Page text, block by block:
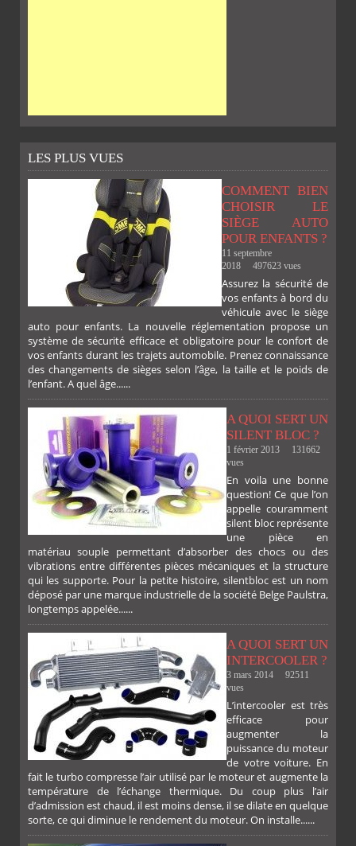
FACEBOOKTWITTERGOOGLEPINTEREST
PLUS
LES PLUS VUES
COMMENT BIEN
CHOISIR LE
SIÈGE AUTO
POUR ENFANTS ?
11 septembre
2018
497623 vues
Assurez la sécurité de
vos enfants à bord du
véhicule avec le siège
auto pour enfants. La nouvelle réglementation propose un
système de sécurité efficace et obligatoire pour le confort de
vos enfants durant les trajets automobile. Prenez connaissance
des changements de sièges selon l’âge, la taille et le poids de
l’enfant. A quel âge......
A QUOI SERT UN
SILENT BLOC ?
1 février 2013
131662
vues
En voila une bonne
question! Ce que l’on
appelle couramment
silent bloc représente
une pièce en
matériau souple permettant d’absorber des chocs ou des
vibrations entre différentes pièces mécaniques et la structure
qui les supporte. Pour la petite histoire, silentbloc est un nom
déposé par une marque industrielle de la société Belge Paulstra,
longtemps appelée......
A QUOI SERT UN
INTERCOOLER ?
3 mars 2014
92511
vues
L’intercooler est très
efficace pour
augmenter la
puissance du moteur
de votre voiture. En
fait le turbo compresse l’air utilisé par le moteur et augmente la
température de l’échange thermique. Du coup plus l’air
d’admission est chaud, il est moins dense, il se dilate en quelque
sorte, ce qui diminue le rendement du moteur. On installe......